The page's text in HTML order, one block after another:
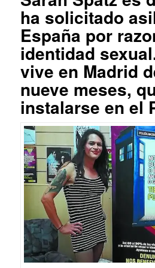
ha solicitado
España por
identidad
vive en Madrid
nueve meses,
instalarse en el